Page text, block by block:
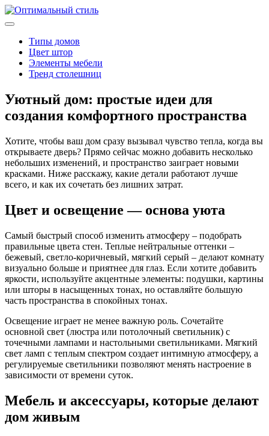
Типы домов
Цвет штор
Элементы мебели
Тренд столешниц
Уютный дом: простые идеи для
создания комфортного пространства
Хотите, чтобы ваш дом сразу вызывал чувство тепла, когда вы
открываете дверь? Прямо сейчас можно добавить несколько
небольших изменений, и пространство заиграет новыми
красками. Ниже расскажу, какие детали работают лучше
всего, и как их сочетать без лишних затрат.
Цвет и освещение — основа уюта
Самый быстрый способ изменить атмосферу – подобрать
правильные цвета стен. Теплые нейтральные оттенки –
бежевый, светло‑коричневый, мягкий серый – делают комнату
визуально больше и приятнее для глаз. Если хотите добавить
яркости, используйте акцентные элементы: подушки, картины
или шторы в насыщенных тонах, но оставляйте большую
часть пространства в спокойных тонах.
Освещение играет не менее важную роль. Сочетайте
основной свет (люстра или потолочный светильник) с
точечными лампами и настольными светильниками. Мягкий
свет ламп с теплым спектром создает интимную атмосферу, а
регулируемые светильники позволяют менять настроение в
зависимости от времени суток.
Мебель и аксессуары, которые делают
дом живым